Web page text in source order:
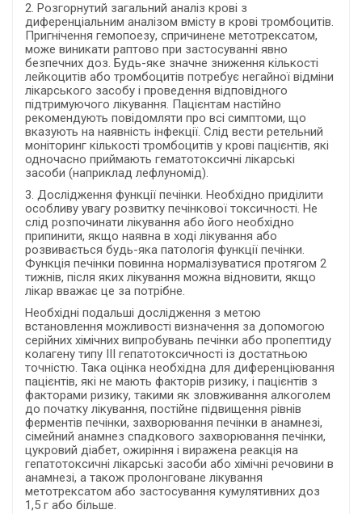
2. Розгорнутий загальний аналіз крові з
диференціальним аналізом вмісту в крові тромбоцитів.
Пригнічення гемопоезу, спричинене метотрексатом,
може виникати раптово при застосуванні явно
безпечних доз. Будь-яке значне зниження кількості
лейкоцитів або тромбоцитів потребує негайної відміни
лікарського засобу і проведення відповідного
підтримуючого лікування. Пацієнтам настійно
рекомендують повідомляти про всі симптоми, що
вказують на наявність інфекції. Слід вести ретельний
моніторинг кількості тромбоцитів у крові пацієнтів, які
одночасно приймають гематотоксичні лікарські
засоби (наприклад лефлуномід).
3. Дослідження функції печінки. Необхідно приділити
особливу увагу розвитку печінкової токсичності. Не
слід розпочинати лікування або його необхідно
припинити, якщо наявна в ході лікування або
розвивається будь-яка патологія функції печінки.
Функція печінки повинна нормалізуватися протягом 2
тижнів, після яких лікування можна відновити, якщо
лікар вважає це за потрібне.
Необхідні подальші дослідження з метою
встановлення можливості визначення за допомогою
серійних хімічних випробувань печінки або пропептиду
колагену типу III гепатотоксичності із достатньою
точністю. Така оцінка необхідна для диференціювання
пацієнтів, які не мають факторів ризику, і пацієнтів з
факторами ризику, такими як зловживання алкоголем
до початку лікування, постійне підвищення рівнів
ферментів печінки, захворювання печінки в анамнезі,
сімейний анамнез спадкового захворювання печінки,
цукровий діабет, ожиріння і виражена реакція на
гепатотоксичні лікарські засоби або хімічні речовини в
анамнезі, а також пролонговане лікування
метотрексатом або застосування кумулятивних доз
1,5 г або більше.